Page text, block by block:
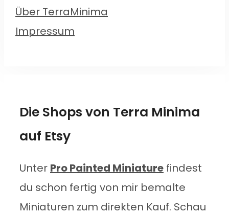
Über TerraMinima
Impressum
Die Shops von Terra Minima
auf Etsy
Unter Pro Painted Miniature findest
du schon fertig von mir bemalte
Miniaturen zum direkten Kauf. Schau